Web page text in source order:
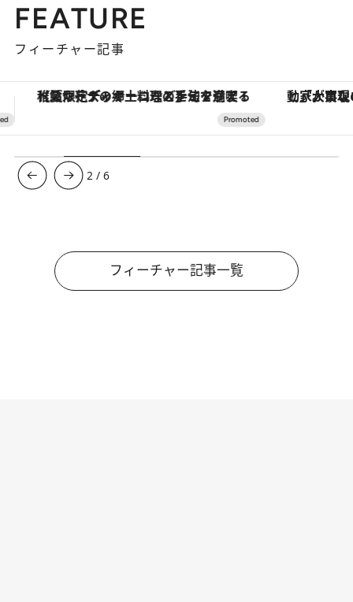
FEATURE
フィーチャー記事
「大事なのは地域の意識を変えること」。ロレックス賞受賞の自然保護活動家が実現させたナイジェリアの自然環境の復活
3 /6
フィーチャー記事一覧